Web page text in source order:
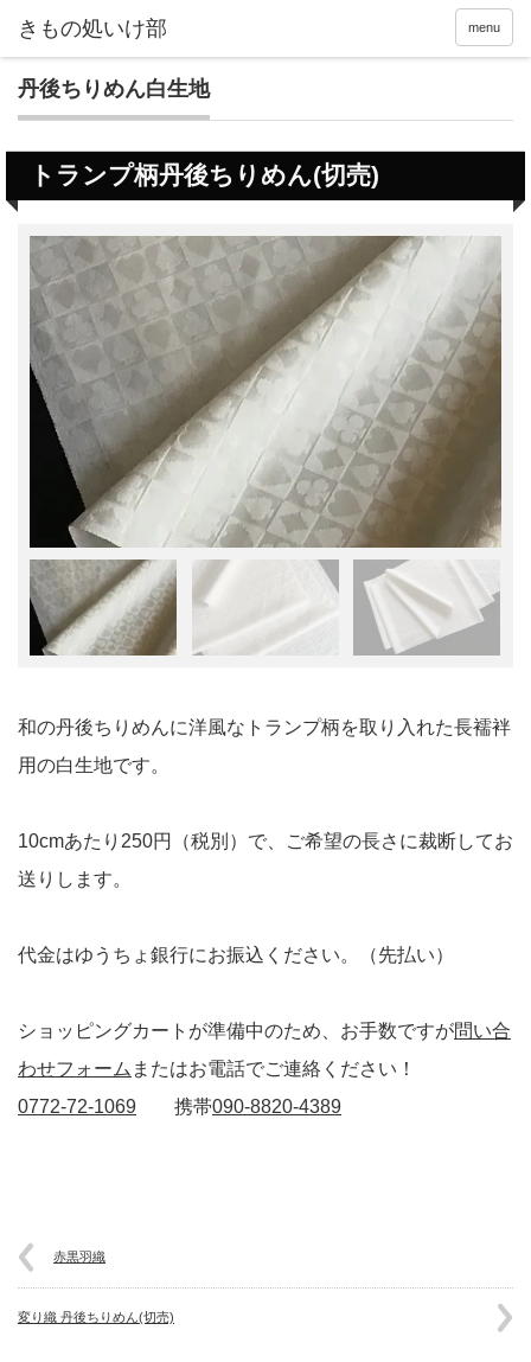
menu
丹後ちりめん白生地
トランプ柄丹後ちりめん(切売)
和の丹後ちりめんに洋風なトランプ柄を取り入れた長襦袢
用の白生地です。
10cmあたり250円（税別）で、ご希望の長さに裁断してお
送りします。
代金はゆうちょ銀行にお振込ください。（先払い）
ショッピングカートが準備中のため、お手数ですが問い合
わせフォーム またはお電話でご連絡ください！
0772-72-1069 携帯090-8820-4389
赤黒羽織
変り織 丹後ちりめん(切売)